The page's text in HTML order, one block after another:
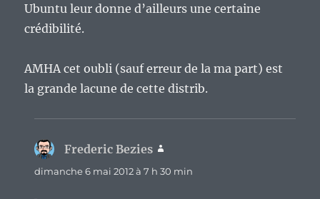
Ubuntu leur donne d’ailleurs une certaine
crédibilité.
AMHA cet oubli (sauf erreur de la ma part) est
la grande lacune de cette distrib.
Frederic Bezies
dimanche 6 mai 2012 à 7 h 30 min